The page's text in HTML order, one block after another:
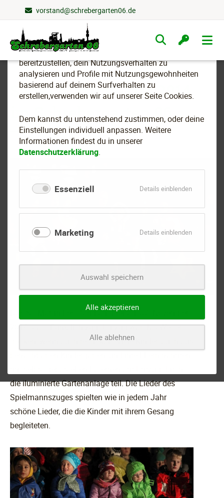
Wir nutzen Cookies
Um essenzielle Funktionen dieser Webseite
bereitzustellen, dein Nutzungsverhalten zu
analysieren und Profile mit Nutzungsgewohnheiten
basierend auf deinem Surfverhalten zu
erstellen,verwenden wir auf unserer Seite Cookies.
Dem kannst du untenstehend zustimmen, oder deine
Einstellungen individuell anpassen. Weitere
Informationen findest du in unserer
Datenschutzerklärung.
Essenziell Details einblendenfür
Marketing Details einblendenfür
Auswahl speichern
Alle akzeptieren
Alle ablehnen
vorstand@schrebergarten06.de
Navigation
überspringen
Sankt Martins-Zug 2014
im Schrebergarten 06
Das St. Martin-Fest fand am Freitag, 07. November
2014 statt. Pünktlich zum Umzug war das Wetter
trocken, wenn auch recht kalt. Viele Kinder, auch aus
die iluminierte Gartenanlage teil. Die Lieder des
Spielmannszuges spielten wie in jedem Jahr
schöne Lieder, die die Kinder mit ihrem Gesang
begleiteten.